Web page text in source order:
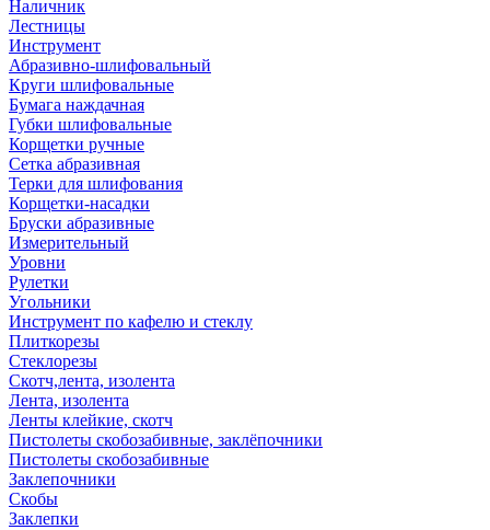
Наличник
Лестницы
Инструмент
Абразивно-шлифовальный
Круги шлифовальные
Бумага наждачная
Губки шлифовальные
Корщетки ручные
Сетка абразивная
Терки для шлифования
Корщетки-насадки
Бруски абразивные
Измерительный
Уровни
Рулетки
Угольники
Инструмент по кафелю и стеклу
Плиткорезы
Стеклорезы
Скотч,лента, изолента
Лента, изолента
Ленты клейкие, скотч
Пистолеты скобозабивные, заклёпочники
Пистолеты скобозабивные
Заклепочники
Скобы
Заклепки